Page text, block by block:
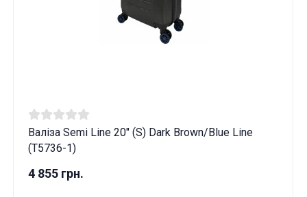
Валіза Semi Line 20" (S) Dark Brown/Blue Line
(T5736-1)
4 855 грн.